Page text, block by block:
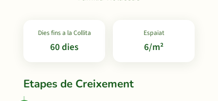
Dies fins a la Collita
60 dies
Espaiat
6/m²
Etapes de Creixement